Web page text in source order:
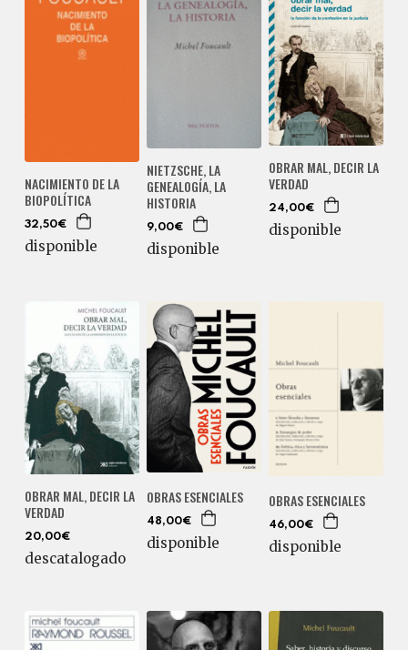
NACIMIENTO DE LA
BIOPOLÍTICA
32,50€
disponible
NIETZSCHE, LA
GENEALOGÍA, LA
HISTORIA
9,00€
disponible
OBRAR MAL, DECIR LA
VERDAD
24,00€
disponible
OBRAR MAL, DECIR LA
VERDAD
20,00€
descatalogado
OBRAS ESENCIALES
48,00€
disponible
OBRAS ESENCIALES
46,00€
disponible